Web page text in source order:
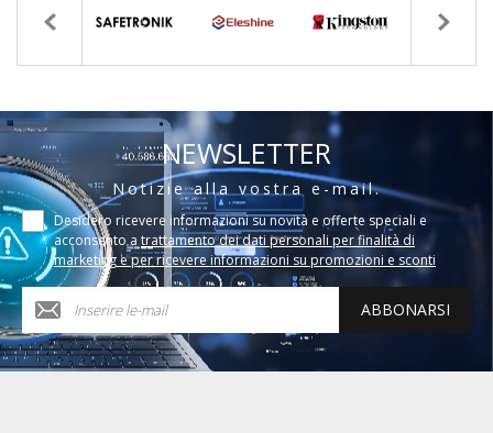
NEWSLETTER
Notizie alla vostra e-mail.
Desidero ricevere informazioni su novità e offerte speciali e
acconsento a trattamento dei dati personali per finalità di
marketing e per ricevere informazioni su promozioni e sconti
ABBONARSI